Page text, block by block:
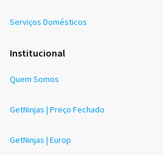
Serviços Domésticos
Institucional
Quem Somos
GetNinjas | Preço Fechado
GetNinjas | Europ